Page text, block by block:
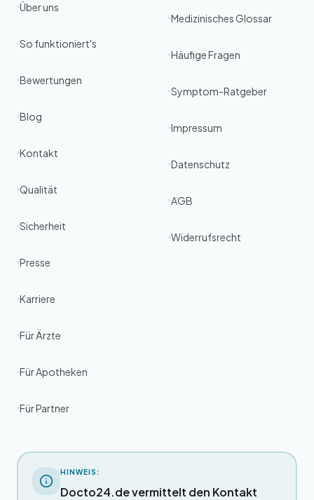
Über uns
So funktioniert's
Bewertungen
Blog
Kontakt
Qualität
Sicherheit
Presse
Karriere
Für Ärzte
Für Apotheken
Für Partner
Medizinisches Glossar
Häufige Fragen
Symptom-Ratgeber
Impressum
Datenschutz
AGB
Widerrufsrecht
HINWEIS:
Docto24.de vermittelt den Kontakt